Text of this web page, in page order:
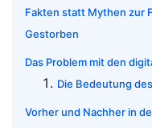
Fakten statt Mythen zur
Gestorben
Das Problem mit den
Die Bedeutung
Vorher und Nachher in